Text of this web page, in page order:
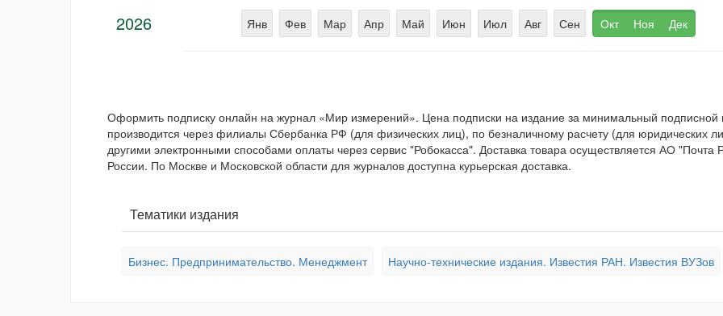
2026 Янв Фев Мар Апр Май Июн Июл Авг Сен Окт Ноя Дек
Оформить подписку онлайн на журнал «Мир измерений». Цена подписки на издание за минимальный
производится через филиалы Сбербанка РФ (для физических лиц), по безналичному расчету (для юридических
другими электронными способами оплаты через сервис "Робокасса". Доставка товара осуществляется АО
России. По Москве и Московской области для журналов доступна курьерская доставка.
Тематики издания
Бизнес. Предпринимательство. Менеджмент Научно-технические издания. Известия РАН. Известия ВУЗов